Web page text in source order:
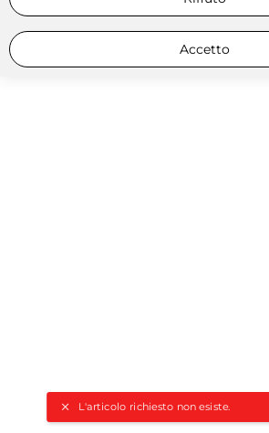
L'articolo richiesto non esiste.
Accetto